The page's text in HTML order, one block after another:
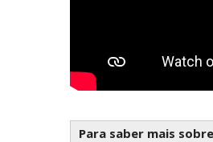
Para saber mais